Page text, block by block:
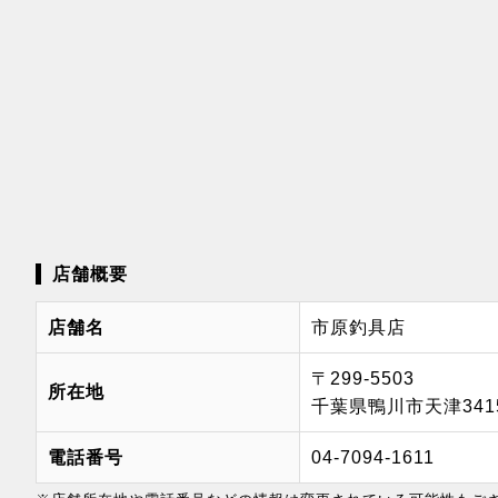
店舗概要
店舗名 市原釣具店
所在地
〒299-5503
千葉県鴨川市天津
電話番号 04-7094-1611